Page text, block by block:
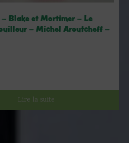
– Blake et Mortimer – Le
– Michel Aroutcheff –
Lire la suite